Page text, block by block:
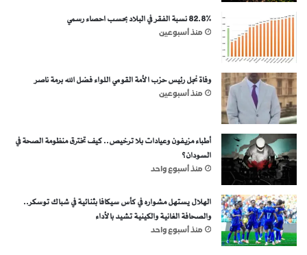
82.8% نسبة الفقر في البلاد بحسب احصاء رسمي
منذ أسبوعين
وفاة نجل رئيس حزب الأمة القومي اللواء فضل الله برمة ناصر
منذ أسبوعين
أطباء مزيفون وعيادات بلا ترخيص.. كيف تخترق منظومة الصحة في
السودان؟
منذ أسبوع واحد
الهلال يستهل مشواره في كأس سيكافا بثنائية في شباك توسكر..
والصحافة الغانية والكينية تشيد بالأداء
منذ أسبوع واحد